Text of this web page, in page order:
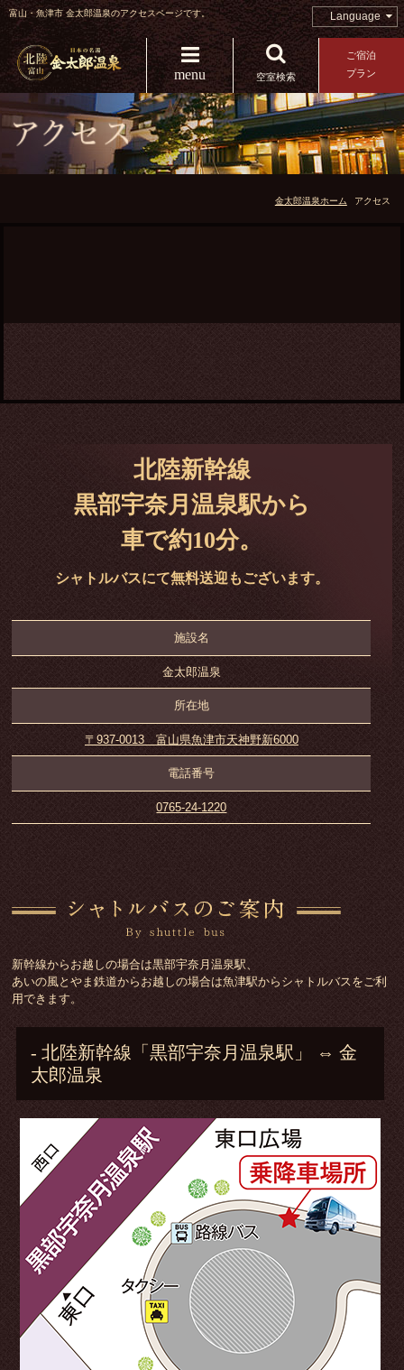
富山・魚津市 金太郎温泉のアクセスページです。 Language
menu 空室検索
ご宿泊
プラン
金太郎温泉ホーム アクセス
北陸新幹線
黒部宇奈月温泉駅から
車で約10分。
シャトルバスにて無料送迎もございます。
施設名
金太郎温泉
所在地
〒937-0013 富山県魚津市天神野新6000
電話番号
0765-24-1220
新幹線からお越しの場合は黒部宇奈月温泉駅、
あいの風とやま鉄道からお越しの場合は魚津駅からシャトルバスをご利
用できます。
- 北陸新幹線「黒部宇奈月温泉駅」 ⇔ 金
太郎温泉